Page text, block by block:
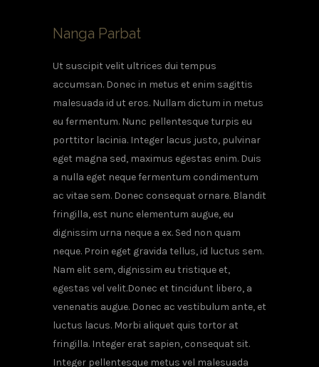
Nanga Parbat
Ut suscipit velit ultrices dui tempus
accumsan. Donec in metus et enim sagittis
malesuada id ut eros. Nullam dictum in metus
eu fermentum. Nunc pellentesque turpis eu
porttitor lacinia. Integer lacus justo, pulvinar
eget magna sed, maximus egestas enim. Duis
a nulla eget neque fermentum condimentum
ac vitae sem. Donec consequat ornare. Blandit
fringilla, est nunc elementum augue, eu
dignissim urna neque a ex. Sed non quam
neque. Proin eget gravida tellus, id luctus sem.
Nam elit sem, dignissim eu tristique et,
egestas vel velit.Donec et tincidunt libero, a
venenatis augue. Donec ac vestibulum ante, et
luctus lacus. Morbi aliquet quis tortor at
fringilla. Integer erat sapien, consequat sit.
Integer pellentesque metus vel malesuada